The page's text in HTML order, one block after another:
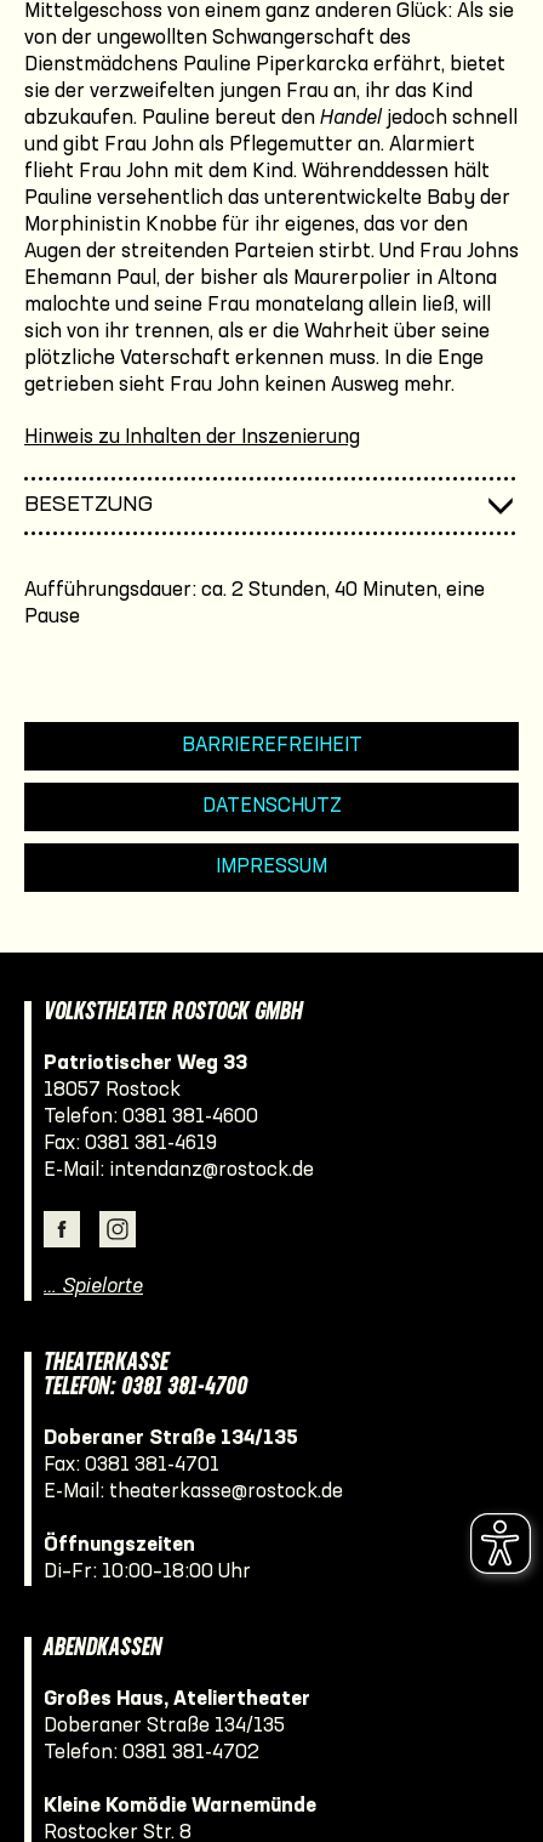
Mittelgeschoss von einem ganz anderen Glück: Als sie
von der ungewollten Schwangerschaft des
Dienstmädchens Pauline Piperkarcka erfährt, bietet
sie der verzweifelten jungen Frau an, ihr das Kind
abzukaufen. Pauline bereut den Handel jedoch schnell
und gibt Frau John als Pflegemutter an. Alarmiert
flieht Frau John mit dem Kind. Währenddessen hält
Pauline versehentlich das unterentwickelte Baby der
Morphinistin Knobbe für ihr eigenes, das vor den
Augen der streitenden Parteien stirbt. Und Frau Johns
Ehemann Paul, der bisher als Maurerpolier in Altona
malochte und seine Frau monatelang allein ließ, will
sich von ihr trennen, als er die Wahrheit über seine
plötzliche Vaterschaft erkennen muss. In die Enge
getrieben sieht Frau John keinen Ausweg mehr.
Hinweis zu Inhalten der Inszenierung
BESETZUNG
Aufführungsdauer: ca. 2 Stunden, 40 Minuten, eine
Pause
BARRIEREFREIHEIT
DATENSCHUTZ
IMPRESSUM
VOLKSTHEATER ROSTOCK GMBH
Patriotischer Weg 33
18057 Rostock
Telefon: 0381 381-4600
Fax: 0381 381-4619
E-Mail: intendanz@rostock.de
… Spielorte
THEATERKASSE
TELEFON: 0381 381-4700
Doberaner Straße 134/135
Fax: 0381 381-4701
E-Mail: theaterkasse@rostock.de
Öffnungszeiten
Di–Fr: 10:00–18:00 Uhr
ABENDKASSEN
Großes Haus, Ateliertheater
Doberaner Straße 134/135
Telefon: 0381 381-4702
Kleine Komödie Warnemünde
Rostocker Str. 8